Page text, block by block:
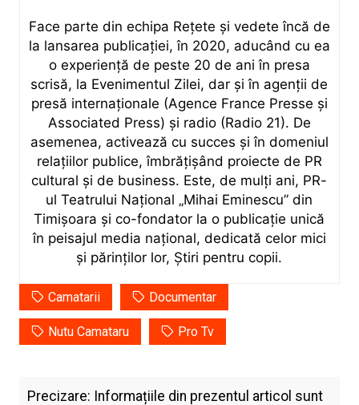
Face parte din echipa Rețete și vedete încă de
la lansarea publicației, în 2020, aducând cu ea
o experiență de peste 20 de ani în presa
scrisă, la Evenimentul Zilei, dar și în agenții de
presă internaționale (Agence France Presse și
Associated Press) și radio (Radio 21). De
asemenea, activează cu succes și în domeniul
relațiilor publice, îmbrățișând proiecte de PR
cultural și de business. Este, de mulți ani, PR-
ul Teatrului Național „Mihai Eminescu” din
Timișoara și co-fondator la o publicație unică
în peisajul media național, dedicată celor mici
și părinților lor, Știri pentru copii.
Camatarii Documentar
Nutu Camataru Pro Tv
Precizare: Informațiile din prezentul articol sunt